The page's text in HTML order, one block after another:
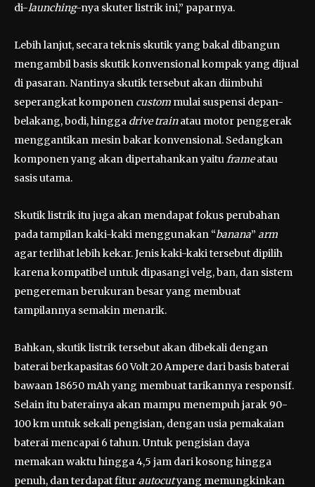
di-launching-nya skuter listrik ini,” paparnya.
Lebih lanjut, secara teknis skutik yang bakal dibangun
mengambil basis skutik konvensional kompak yang dijual
di pasaran. Nantinya skutik tersebut akan diimbuhi
seperangkat komponen custom mulai suspensi depan-
belakang, bodi, hingga drive trainatau motor penggerak
menggantikan mesin bakar konvensional. Sedangkan
komponen yang akan dipertahankan yaitu frameatau
sasis utama.
Skutik listrik itu juga akan mendapat fokus perubahan
pada tampilan kaki-kaki menggunakan “banana” arm
agar terlihat lebih kekar. Jenis kaki-kaki tersebut dipilih
karena kompatibel untuk dipasangi velg, ban, dan sistem
pengereman berukuran besar yang membuat
tampilannya semakin menarik.
Bahkan, skutik listrik tersebut akan dibekali dengan
baterai berkapasitas 60 Volt 20 Ampere dari basis baterai
bawaan 18650 mAh yang membuat tarikannya responsif.
Selain itu baterainya akan mampu menempuh jarak 90-
100 km untuk sekali pengisian, dengan usia pemakaian
baterai mencapai 6 tahun. Untuk pengisian daya
memakan waktu hingga 4,5 jam dari kosong hingga
penuh, dan terdapat fiturautocutyang memungkinkan